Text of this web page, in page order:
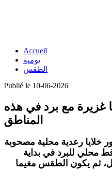
Accueil
يومية
الطقس
Publié le 10-06-2026
غزيرة مع برد في هذه
المناطق
خلايا رعدية محلية مصحوبة
محلي للبرد في بداية
ثم يكون الطقس مغيما